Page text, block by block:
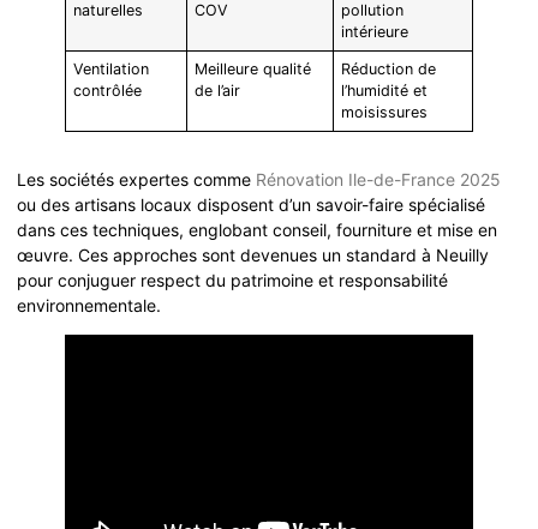
naturelles
COV
pollution
intérieure
Ventilation
contrôlée
Meilleure qualité
de l’air
Réduction de
l’humidité et
moisissures
Les sociétés expertes comme Rénovation Ile-de-France 2025
ou des artisans locaux disposent d’un savoir-faire spécialisé
dans ces techniques, englobant conseil, fourniture et mise en
œuvre. Ces approches sont devenues un standard à Neuilly
pour conjuguer respect du patrimoine et responsabilité
environnementale.